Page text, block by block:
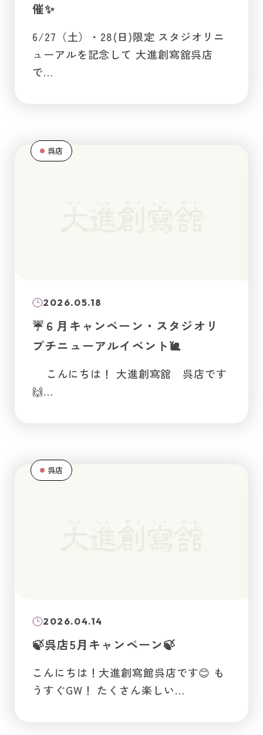
催✨
6/27（土）・28(日)限定 スタジオリニ
ューアルを記念して 大進創寫舘呉店
で…
2026.05.18
☔６月キャンペーン・スタジオリ
プチニューアルイベント🐌
こんにちは！ 大進創寫舘 呉店です
🙌…
呉店
2026.04.14
🍃呉店5月キャンペーン🍃
こんにちは！大進創寫館呉店です😊 も
うすぐGW！ たくさん楽しい…
呉店